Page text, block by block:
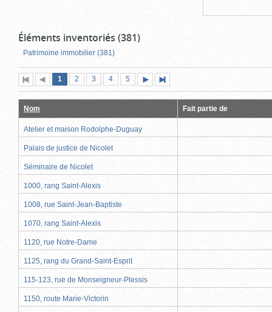
Éléments inventoriés (381)
Patrimoine immobilier (381)
Première
page
Page
précédente
Page
1 (page
actuelle)
Page
2 Page
3 Page
4 Page
5
suivante
page
Nom Fait partie de
Atelier et maison Rodolphe-Duguay
Palais de justice de Nicolet
Séminaire de Nicolet
1000, rang Saint-Alexis
1008, rue Saint-Jean-Baptiste
1070, rang Saint-Alexis
1120, rue Notre-Dame
1125, rang du Grand-Saint-Esprit
115-123, rue de Monseigneur-Plessis
1150, route Marie-Victorin